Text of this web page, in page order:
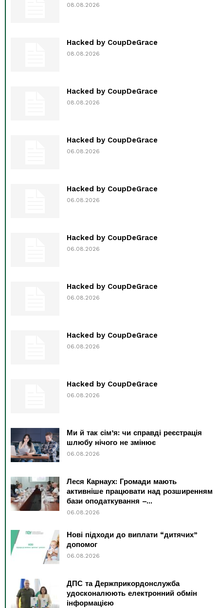
08.08.2026
Hacked by CoupDeGrace
08.08.2026
Hacked by CoupDeGrace
08.08.2026
Hacked by CoupDeGrace
06.08.2026
Hacked by CoupDeGrace
06.08.2026
Hacked by CoupDeGrace
06.08.2026
Hacked by CoupDeGrace
06.08.2026
Hacked by CoupDeGrace
06.08.2026
Hacked by CoupDeGrace
06.08.2026
Ми й так сім’я: чи справді реєстрація
шлюбу нічого не змінює
06.08.2026
Леся Карнаух: Громади мають
активніше працювати над розширенням
бази оподаткування –...
06.08.2026
Нові підходи до виплати “дитячих”
допомог
06.08.2026
ДПС та Держприкордонслужба
удосконалюють електронний обмін
інформацією